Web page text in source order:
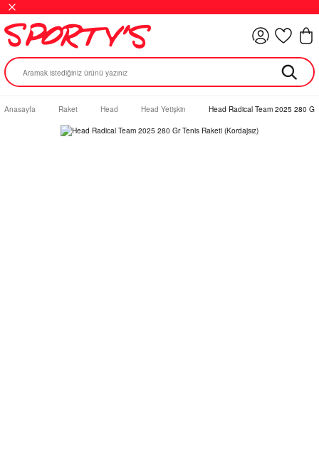
Anasayfa Raket Head Head Yetişkin Head Radical Team 2025 280 Gr